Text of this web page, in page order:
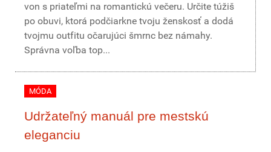
von s priateľmi na romantickú večeru. Určite túžiš
po obuvi, ktorá podčiarkne tvoju ženskosť a dodá
tvojmu outfitu očarujúci šmrnc bez námahy.
Správna voľba top...
MÓDA
Udržateľný manuál pre mestskú
eleganciu